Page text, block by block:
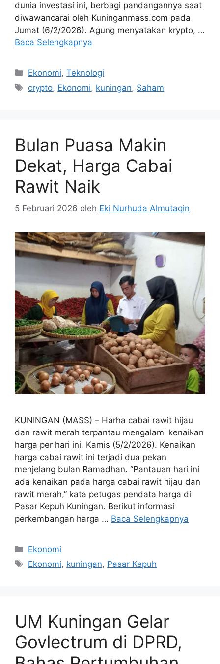
dunia investasi ini, berbagi pandangannya saat
diwawancarai oleh Kuninganmass.com pada
Jumat (6/2/2026). Agung menyatakan krypto, …
Baca Selengkapnya
Kategori
Ekonomi,Teknologi
Tag
crypto, Ekonomi, kuningan, Saham
Bulan Puasa Makin
Dekat, Harga Cabai
Rawit Naik
5 Februari 2026 oleh Eki Nurhuda Almutaqin
KUNINGAN (MASS) – Harha cabai rawit hijau
dan rawit merah terpantau mengalami kenaikan
harga per hari ini, Kamis (5/2/2026). Kenaikan
harga cabai rawit ini terjadi dua pekan
menjelang bulan Ramadhan. “Pantauan hari ini
ada kenaikan pada harga cabai rawit hijau dan
rawit merah,” kata petugas pendata harga di
Pasar Kepuh Kuningan. Berikut informasi
perkembangan harga … Baca Selengkapnya
Kategori
Ekonomi
Tag
Ekonomi, kuningan, Pasar Kepuh
UM Kuningan Gelar
Govlectrum di DPRD,